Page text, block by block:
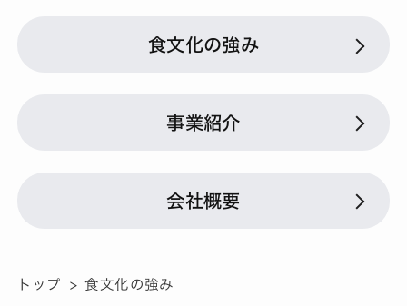
食文化の強み
事業紹介
会社概要
トップ 食文化の強み